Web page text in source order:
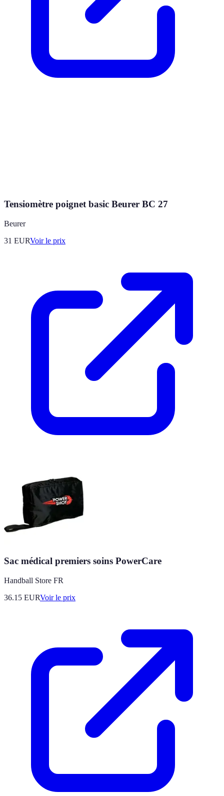
Tensiomètre poignet basic Beurer BC 27
Beurer
31 EURVoir le prix
Sac médical premiers soins PowerCare
Handball Store FR
36.15 EURVoir le prix